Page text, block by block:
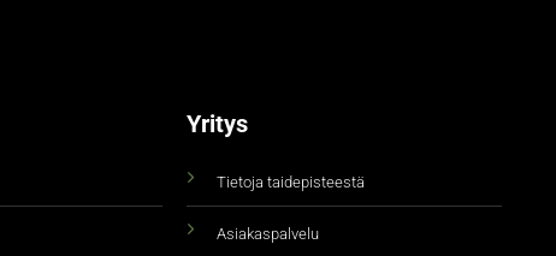
Yritys
Tietoja taidepisteestä
Asiakaspalvelu